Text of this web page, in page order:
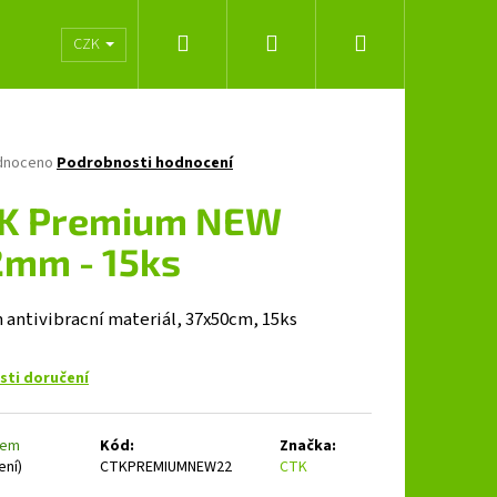
Obchodní podmínky
CZK Přihlášení
Podrobnosti hodnocení
Premium NEW
- 15ks
antivibracní materiál, 37x50cm, 15ks
doručení
Kód:
CTKPREMIUMNEW22
Značka:
CTK
Následující